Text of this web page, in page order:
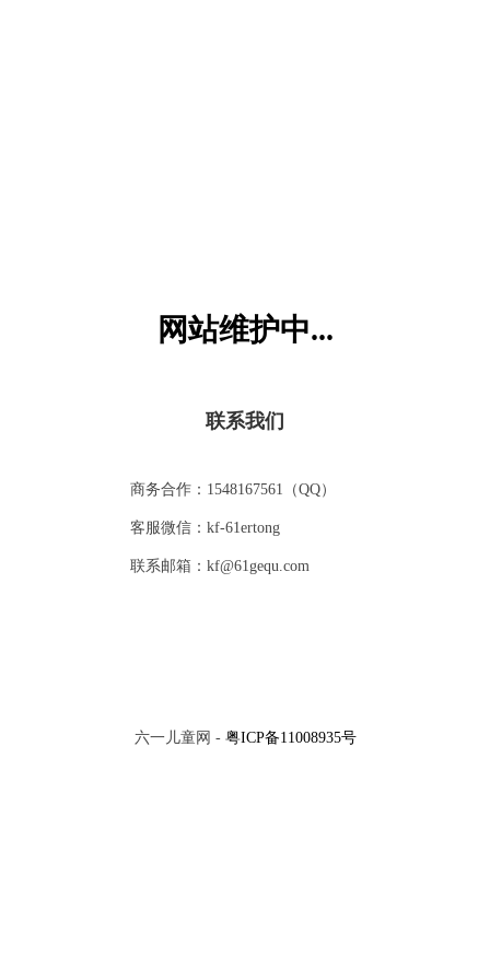
网站维护中...
联系我们
商务合作：1548167561（QQ）
客服微信：kf-61ertong
联系邮箱：kf@61gequ.com
六一儿童网 - 粤ICP备11008935号